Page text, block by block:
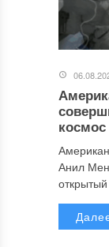
космос
Анил